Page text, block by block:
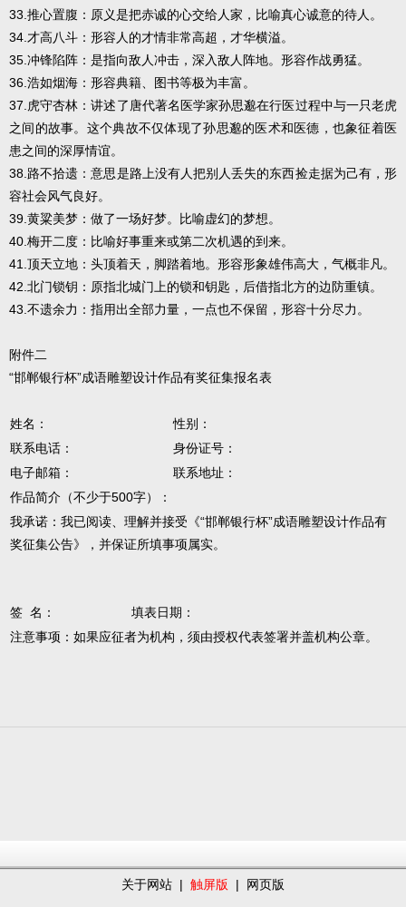
33.推心置腹：原义是把赤诚的心交给人家，比喻真心诚意的待人。
34.才高八斗：形容人的才情非常高超，才华横溢。
35.冲锋陷阵：是指向敌人冲击，深入敌人阵地。形容作战勇猛。
36.浩如烟海：形容典籍、图书等极为丰富。
37.虎守杏林：讲述了唐代著名医学家‌孙思邈在行医过程中与一只老虎
之间的故事。‌这个典故不仅体现了孙思邈的医术和医德，也象征着医
患之间的深厚情谊。
38.路不拾遗：意思是路上没有人把别人丢失的东西捡走据为己有，形
容社会风气良好。
39.黄粱美梦：做了一场好梦。比喻虚幻的梦想。
40.梅开二度：比喻好事重来或第二次机遇的到来。
41.顶天立地：头顶着天，脚踏着地。形容形象雄伟高大，气概非凡。
42.北门锁钥：原指北城门上的锁和钥匙，后借指北方的边防重镇。
43.不遗余力：指用出全部力量，一点也不保留，形容十分尽力。
附件二
“邯郸银行杯”成语雕塑设计作品有奖征集报名表
姓名：
性别：
联系电话：
身份证号：
电子邮箱：
联系地址：
作品简介（不少于500字）：
我承诺：我已阅读、理解并接受《“邯郸银行杯”成语雕塑设计作品有
奖征集公告》，并保证所填事项属实。
签 名： 填表日期：
注意事项：如果应征者为机构，须由授权代表签署并盖机构公章。
关于网站 | 触屏版 | 网页版